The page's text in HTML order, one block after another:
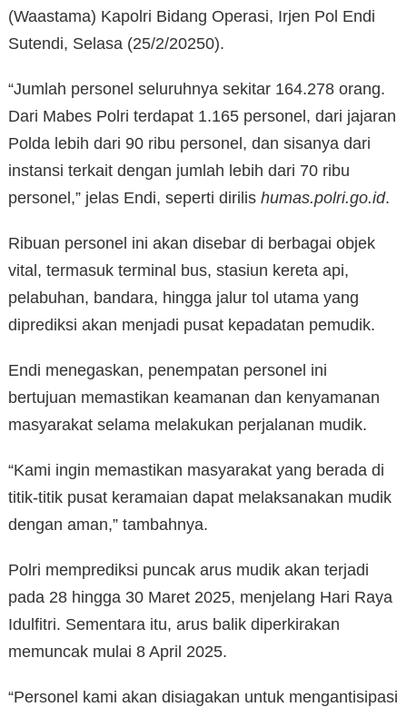
(Waastama) Kapolri Bidang Operasi, Irjen Pol Endi
Sutendi, Selasa (25/2/20250).
“Jumlah personel seluruhnya sekitar 164.278 orang.
Dari Mabes Polri terdapat 1.165 personel, dari jajaran
Polda lebih dari 90 ribu personel, dan sisanya dari
instansi terkait dengan jumlah lebih dari 70 ribu
personel,” jelas Endi, seperti dirilis humas.polri.go.id.
Ribuan personel ini akan disebar di berbagai objek
vital, termasuk terminal bus, stasiun kereta api,
pelabuhan, bandara, hingga jalur tol utama yang
diprediksi akan menjadi pusat kepadatan pemudik.
Endi menegaskan, penempatan personel ini
bertujuan memastikan keamanan dan kenyamanan
masyarakat selama melakukan perjalanan mudik.
“Kami ingin memastikan masyarakat yang berada di
titik-titik pusat keramaian dapat melaksanakan mudik
dengan aman,” tambahnya.
Polri memprediksi puncak arus mudik akan terjadi
pada 28 hingga 30 Maret 2025, menjelang Hari Raya
Idulfitri. Sementara itu, arus balik diperkirakan
memuncak mulai 8 April 2025.
“Personel kami akan disiagakan untuk mengantisipasi